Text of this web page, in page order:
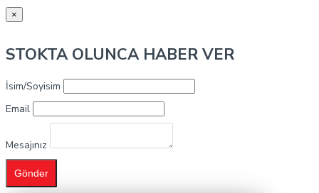
×
STOKTA OLUNCA HABER VER
İsim/Soyisim
Email
Mesajınız
Gönder